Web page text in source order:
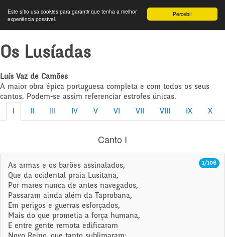
Percebi!
Este sítio usa cookies para garantir que tenha a melhor
experiência possível.
Os Lusíadas
Luís Vaz de Camões
A maior obra épica portuguesa completa e com todos os seus
cantos. Podem-se assim referenciar estrofes únicas.
IV V VI VII VIII IX X
Canto I
1/106
As armas e os barões assinalados,
Que da ocidental praia Lusitana,
Por mares nunca de antes navegados,
Passaram ainda além da Taprobana,
Em perigos e guerras esforçados,
Mais do que prometia a força humana,
E entre gente remota edificaram